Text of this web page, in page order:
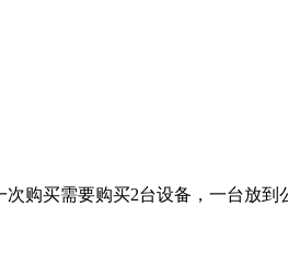
购买需要购买2台设备，一台放到